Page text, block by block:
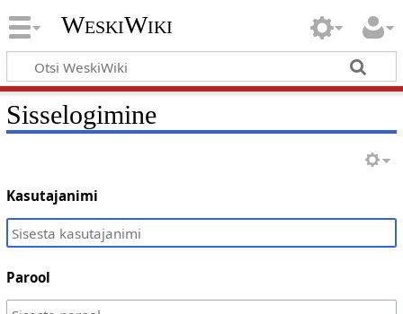
WeskiWiki
Sisselogimine
Kasutajanimi
Parool